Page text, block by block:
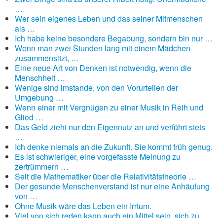
…
Wer sein eigenes Leben und das seiner Mitmenschen
als …
Ich habe keine besondere Begabung, sondern bin nur …
Wenn man zwei Stunden lang mit einem Mädchen
zusammensitzt, …
Eine neue Art von Denken ist notwendig, wenn die
Menschheit …
Wenige sind imstande, von den Vorurteilen der
Umgebung …
Wenn einer mit Vergnügen zu einer Musik in Reih und
Glied …
Das Geld zieht nur den Eigennutz an und verführt stets
…
Ich denke niemals an die Zukunft. Sie kommt früh genug.
Es ist schwieriger, eine vorgefasste Meinung zu
zertrümmern …
Seit die Mathematiker über die Relativitätstheorie …
Der gesunde Menschenverstand ist nur eine Anhäufung
von …
Ohne Musik wäre das Leben ein Irrtum.